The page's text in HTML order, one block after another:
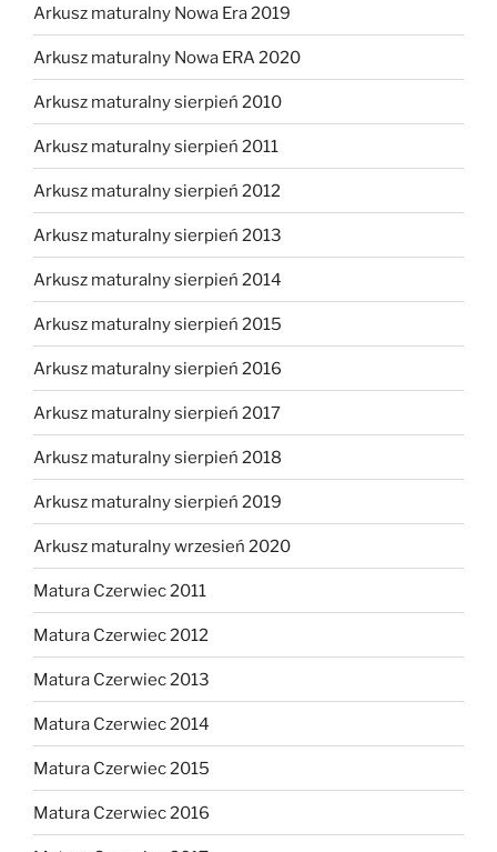
Arkusz maturalny Nowa Era 2019
Arkusz maturalny Nowa ERA 2020
Arkusz maturalny sierpień 2010
Arkusz maturalny sierpień 2011
Arkusz maturalny sierpień 2012
Arkusz maturalny sierpień 2013
Arkusz maturalny sierpień 2014
Arkusz maturalny sierpień 2015
Arkusz maturalny sierpień 2016
Arkusz maturalny sierpień 2017
Arkusz maturalny sierpień 2018
Arkusz maturalny sierpień 2019
Arkusz maturalny wrzesień 2020
Matura Czerwiec 2011
Matura Czerwiec 2012
Matura Czerwiec 2013
Matura Czerwiec 2014
Matura Czerwiec 2015
Matura Czerwiec 2016